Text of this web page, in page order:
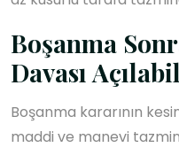
Boşanma
Davası
Boşanma kararının
maddi ve manevi